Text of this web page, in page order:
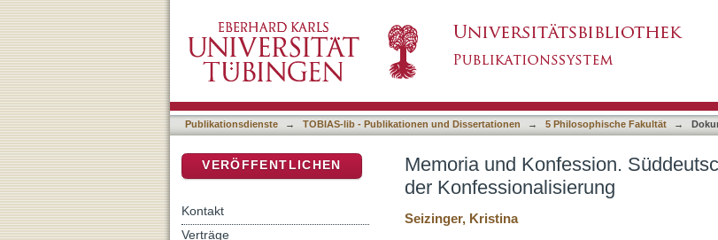
Publikationsdienste → TOBIAS-lib - Publikationen und Dissertationen → 5 Philosophische Fakultät →
Memoria und Konfession.
der Konfessionalisierung
Seizinger, Kristina
VERÖFFENTLICHEN
Kontakt
Verträge